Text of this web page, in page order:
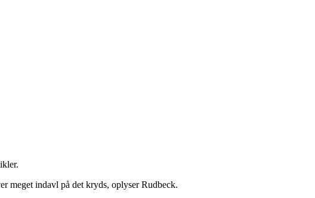
meget indavl på det kryds, oplyser Rudbeck.